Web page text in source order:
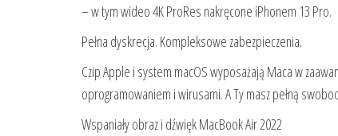
– w tym wideo 4K ProRes nakręcone iPhonem 13 Pro.
Pełna dyskrecja. Kompleksowe zabezpie­czenia.
Czip Apple i system macOS wyposażają Maca w
oprogramowaniem i wirusami. A Ty masz pełną
Wspaniały obraz i dźwięk MacBook Air 2022